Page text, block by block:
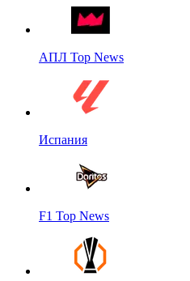
АПЛ Top News
Испания
F1 Top News